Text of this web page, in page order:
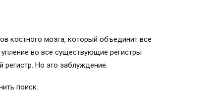
костного мозга, который объединит все
во все существующие регистры
Но это заблуждение.
поиск.